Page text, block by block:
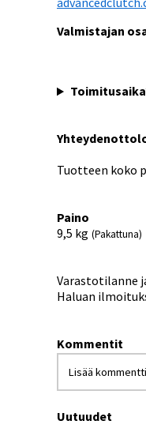
Valmistajan
Tuotteen koko
Paino
9,5 kg (Pakattuna)
Varastotilanne
Haluan
Kommentit
Lisää kommentti
Uutuudet